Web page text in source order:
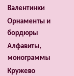
Валентинки
Орнаменты и
бордюры
Алфавиты,
монограммы
Кружево